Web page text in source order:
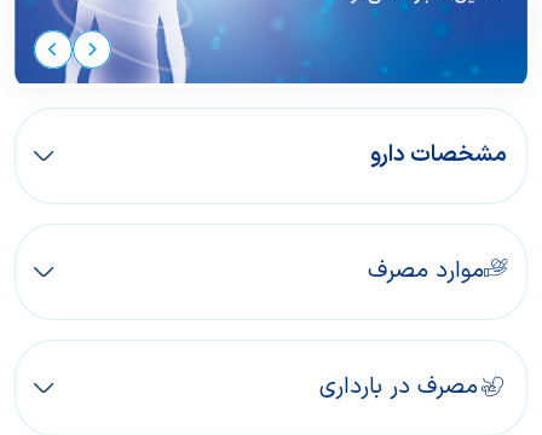
مشخصات دارو
موارد مصرف
مصرف در بارداری